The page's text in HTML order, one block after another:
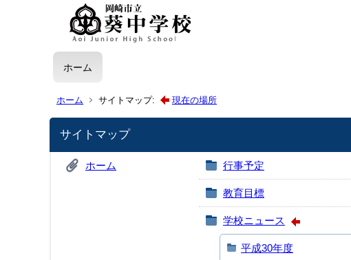
ホーム
ホーム サイトマップ: 現在の場所
サイトマップ
ホーム 行事予定
教育目標
学校ニュース
平成30年度